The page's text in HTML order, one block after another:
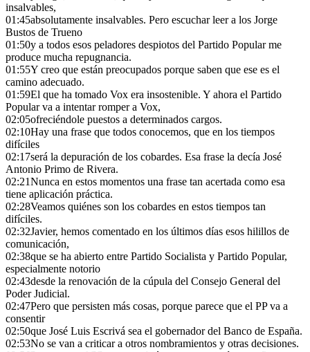
insalvables,
01:45absolutamente insalvables. Pero escuchar leer a los Jorge
Bustos de Trueno
01:50y a todos esos peladores despiotos del Partido Popular me
produce mucha repugnancia.
01:55Y creo que están preocupados porque saben que ese es el
camino adecuado.
01:59El que ha tomado Vox era insostenible. Y ahora el Partido
Popular va a intentar romper a Vox,
02:05ofreciéndole puestos a determinados cargos.
02:10Hay una frase que todos conocemos, que en los tiempos
difíciles
02:17será la depuración de los cobardes. Esa frase la decía José
Antonio Primo de Rivera.
02:21Nunca en estos momentos una frase tan acertada como esa
tiene aplicación práctica.
02:28Veamos quiénes son los cobardes en estos tiempos tan
difíciles.
02:32Javier, hemos comentado en los últimos días esos hilillos de
comunicación,
02:38que se ha abierto entre Partido Socialista y Partido Popular,
especialmente notorio
02:43desde la renovación de la cúpula del Consejo General del
Poder Judicial.
02:47Pero que persisten más cosas, porque parece que el PP va a
consentir
02:50que José Luis Escrivá sea el gobernador del Banco de España.
02:53No se van a criticar a otros nombramientos y otras decisiones.